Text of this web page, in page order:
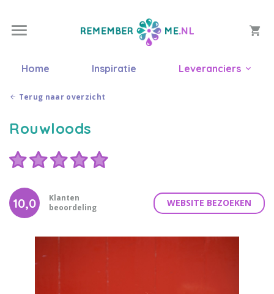
Home Inspiratie Leveranciers
Terug naar overzicht
Rouwloods
Klanten
beoordeling
10,0 WEBSITE BEZOEKEN